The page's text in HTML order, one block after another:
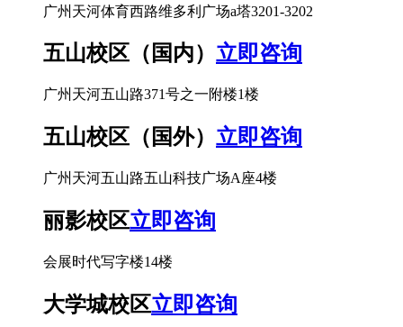
广州天河体育西路维多利广场a塔3201-3202
五山校区（国内） 立即咨询
广州天河五山路371号之一附楼1楼
五山校区（国外） 立即咨询
广州天河五山路五山科技广场A座4楼
丽影校区立即咨询
会展时代写字楼14楼
大学城校区立即咨询